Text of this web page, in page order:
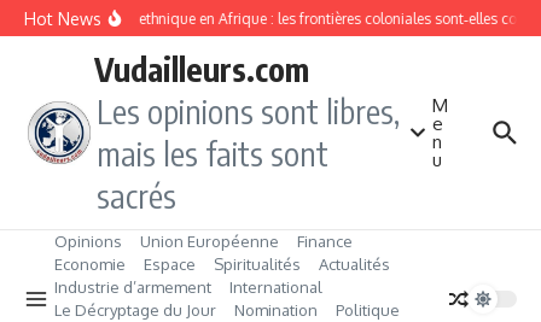
Aller au contenu
Hot NewsDivision ethnique en Afrique : les frontières coloniales sont‑elles
Vudailleurs.com
Les opinions sont libres,
mais les faits sont
sacrés
M
e
n
u
Opinions Union Européenne
Finance
Economie
Espace Spiritualités
Actualités
Industrie d’armement
International
Le Décryptage du Jour
Nomination
Politique